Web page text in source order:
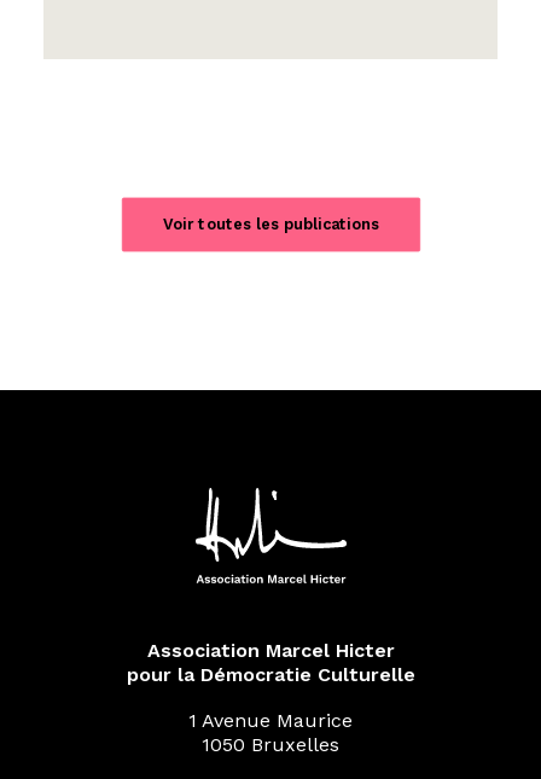
Voir toutes les publications
Association Marcel Hicter
pour la Démocratie Culturelle
1 Avenue Maurice
1050 Bruxelles